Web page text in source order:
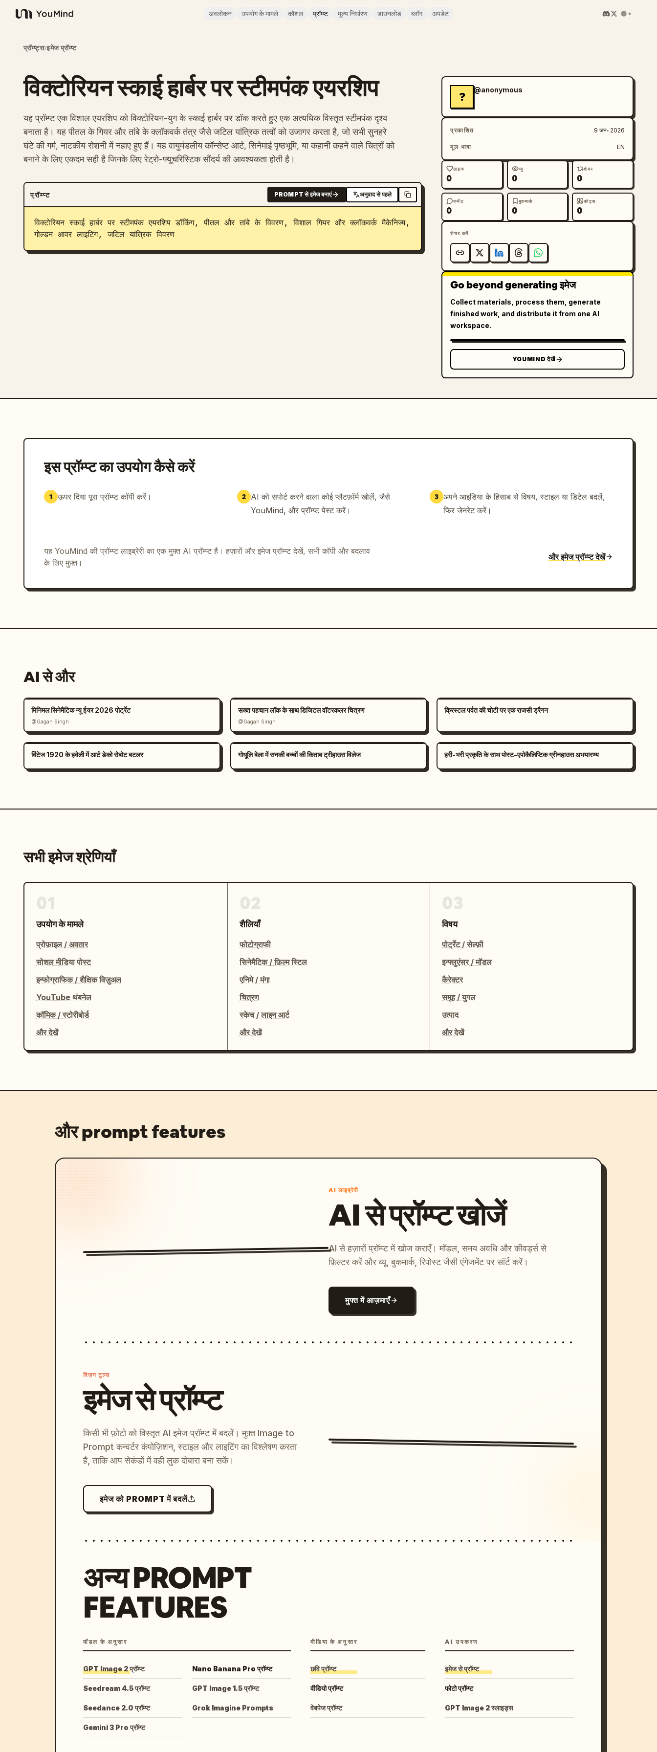
YouMind
अवलोकन उपयोग के मामले कौशल प्रॉम्प्ट मूल्य निर्धारण डाउनलोड ब्लॉग अपडेट
प्रॉम्प्ट्स›इमेज प्रॉम्प्ट
विक्टोरियन स्काई हार्बर पर स्टीमपंक एयरशिप
यह प्रॉम्प्ट एक विशाल एयरशिप को विक्टोरियन-युग के स्काई हार्बर पर डॉक करते हुए एक अत्यधिक विस्तृत स्टीमपंक दृश्य
बनाता है। यह पीतल के गियर और तांबे के क्लॉकवर्क तंत्र जैसे जटिल यांत्रिक तत्वों को उजागर करता है, जो सभी सुनहरे
घंटे की गर्म, नाटकीय रोशनी में नहाए हुए हैं। यह वायुमंडलीय कॉन्सेप्ट आर्ट, सिनेमाई पृष्ठभूमि, या कहानी कहने वाले चित्रों को
बनाने के लिए एकदम सही है जिनके लिए रेट्रो-फ्यूचरिस्टिक सौंदर्य की आवश्यकता होती है।
प्रॉम्प्ट PROMPT से इमेज बनाएं अनुवाद से पहले
विक्टोरियन स्काई हार्बर पर स्टीमपंक एयरशिप डॉकिंग, पीतल और तांबे के विवरण, विशाल गियर और क्लॉकवर्क मैकेनिज्म,
गोल्डन आवर लाइटिंग, जटिल यांत्रिक विवरण
?
@anonymous
प्रकाशित 9 जन॰ 2026
मूल भाषा EN
लाइक
0
व्यू
0
शेयर
0
कमेंट
0
बुकमार्क
0
कोट्स
0
शेयर करें
Go beyond generating इमेज
Collect materials, process them, generate
finished work, and distribute it from one AI
workspace.
YOUMIND देखें
इस प्रॉम्प्ट का उपयोग कैसे करें
1 ऊपर दिया पूरा प्रॉम्प्ट कॉपी करें। 2 AI को सपोर्ट करने वाला कोई प्लैटफ़ॉर्म खोलें, जैसे
YouMind, और प्रॉम्प्ट पेस्ट करें।
3 अपने आइडिया के हिसाब से विषय, स्टाइल या डिटेल बदलें,
फिर जेनरेट करें।
यह YouMind की प्रॉम्प्ट लाइब्रेरी का एक मुफ़्त AI प्रॉम्प्ट है। हज़ारों और इमेज प्रॉम्प्ट देखें, सभी कॉपी और बदलाव
के लिए मुफ़्त।
और इमेज प्रॉम्प्ट देखें
AI से और
मिनिमल सिनेमैटिक न्यू ईयर 2026 पोर्ट्रेट
@Gagan Singh
सख्त पहचान लॉक के साथ डिजिटल वॉटरकलर चित्रण
@Gagan Singh
क्रिस्टल पर्वत की चोटी पर एक राजसी ड्रैगन
विंटेज 1920 के हवेली में आर्ट डेको रोबोट बटलर गोधूलि बेला में सनकी बच्चों की किताब ट्रीहाउस विलेज हरी-भरी प्रकृति के साथ पोस्ट-एपोकैलिप्टिक ग्रीनहाउस अभयारण्य
सभी इमेज श्रेणियाँ
उपयोग के मामले
प्रोफ़ाइल / अवतार
सोशल मीडिया पोस्ट
इन्फोग्राफिक / शैक्षिक विज़ुअल
YouTube थंबनेल
कॉमिक / स्टोरीबोर्ड
और देखें
शैलियाँ
फोटोग्राफी
सिनेमैटिक / फ़िल्म स्टिल
एनिमे / मंगा
चित्रण
स्केच / लाइन आर्ट
और देखें
विषय
पोर्ट्रेट / सेल्फ़ी
इन्फ्लुएंसर / मॉडल
कैरेक्टर
समूह / युगल
उत्पाद
और देखें
और prompt features
AI लाइब्रेरी
AI से प्रॉम्प्ट खोजें
AI से हज़ारों प्रॉम्प्ट में खोज कराएँ। मॉडल, समय अवधि और कीवर्ड्स से
फ़िल्टर करें और व्यू, बुकमार्क, रिपोस्ट जैसी एंगेजमेंट पर सॉर्ट करें।
मुफ्त में आज़माएँ
विज़न टूल्स
इमेज से प्रॉम्प्ट
किसी भी फ़ोटो को विस्तृत AI इमेज प्रॉम्प्ट में बदलें। मुफ़्त Image to
Prompt कन्वर्टर कंपोज़िशन, स्टाइल और लाइटिंग का विश्लेषण करता
है, ताकि आप सेकंडों में वही लुक दोबारा बना सकें।
इमेज को PROMPT में बदलें
अन्य PROMPT
FEATURES
मॉडल के अनुसार
GPT Image 2 प्रॉम्प्ट Nano Banana Pro प्रॉम्प्ट
Seedream 4.5 प्रॉम्प्ट GPT Image 1.5 प्रॉम्प्ट
Seedance 2.0 प्रॉम्प्ट Grok Imagine Prompts
Gemini 3 Pro प्रॉम्प्ट
मीडिया के अनुसार
छवि प्रॉम्प्ट
वीडियो प्रॉम्प्ट
वेबपेज प्रॉम्प्ट
AI उपकरण
इमेज से प्रॉम्प्ट
फोटो प्रॉम्प्ट
GPT Image 2 स्लाइड्स